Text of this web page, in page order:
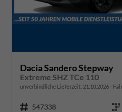
Dacia Sandero Stepway
Extreme SHZ TCe 110
unverbindliche Lieferzeit: 21.10.2026
Fahrzeugnr. 547338 Getriebe